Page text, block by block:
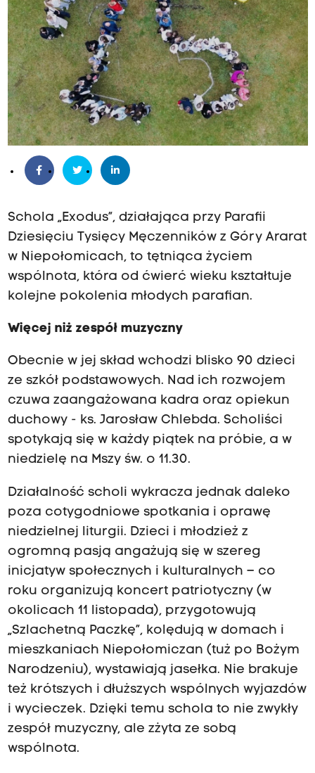
Schola „Exodus”, działająca przy Parafii
Dziesięciu Tysięcy Męczenników z Góry Ararat
w Niepołomicach, to tętniąca życiem
wspólnota, która od ćwierć wieku kształtuje
kolejne pokolenia młodych parafian.
Więcej niż zespół muzyczny
Obecnie w jej skład wchodzi blisko 90 dzieci
ze szkół podstawowych. Nad ich rozwojem
czuwa zaangażowana kadra oraz opiekun
duchowy - ks. Jarosław Chlebda. Scholiści
spotykają się w każdy piątek na próbie, a w
niedzielę na Mszy św. o 11.30.
Działalność scholi wykracza jednak daleko
poza cotygodniowe spotkania i oprawę
niedzielnej liturgii. Dzieci i młodzież z
ogromną pasją angażują się w szereg
inicjatyw społecznych i kulturalnych – co
roku organizują koncert patriotyczny (w
okolicach 11 listopada), przygotowują
„Szlachetną Paczkę”, kolędują w domach i
mieszkaniach Niepołomiczan (tuż po Bożym
Narodzeniu), wystawiają jasełka. Nie brakuje
też krótszych i dłuższych wspólnych wyjazdów
i wycieczek. Dzięki temu schola to nie zwykły
zespół muzyczny, ale zżyta ze sobą
wspólnota.